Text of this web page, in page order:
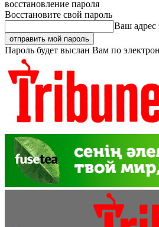
восстановление пароля
Восстановите свой пароль
Ваш адрес
Пароль будет выслан Вам по